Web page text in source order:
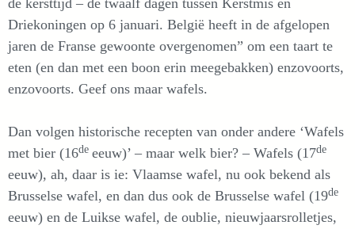
Driekoningen op 6 januari. België heeft in de afgelopen
jaren de Franse gewoonte overgenomen” om een taart te
eten (en dan met een boon erin meegebakken) enzovoorts,
enzovoorts. Geef ons maar wafels.
Dan volgen historische recepten van onder andere ‘Wafels
met bier (16de eeuw)’ – maar welk bier? – Wafels (17de
eeuw), ah, daar is ie: Vlaamse wafel, nu ook bekend als
Brusselse wafel, en dan dus ook de Brusselse wafel (19de
eeuw) en de Luikse wafel, de oublie, nieuwjaarsrolletjes,